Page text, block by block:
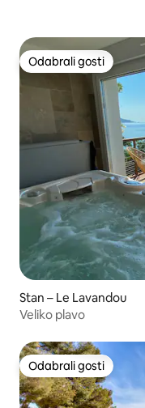
Odabrali gosti
Odabrali gosti
Stan – Le Lavandou
Veliko plavo
Odabrali gosti
Odabrali gosti